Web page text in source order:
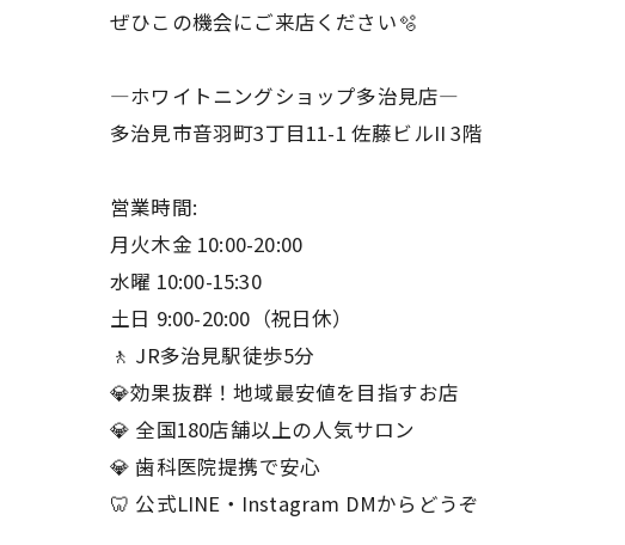
ぜひこの機会にご来店ください🫧
―ホワイトニングショップ多治見店―
多治見市音羽町3丁目11-1 佐藤ビルII 3階
営業時間:
月火木金 10:00-20:00
水曜 10:00-15:30
土日 9:00-20:00（祝日休）
🚶 JR多治見駅徒歩5分
💎効果抜群！地域最安値を目指すお店
💎 全国180店舗以上の人気サロン
💎 歯科医院提携で安心
🦷 公式LINE・Instagram DMからどうぞ